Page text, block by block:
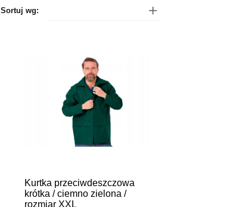
Sortuj wg:
Kurtka przeciwdeszczowa
krótka / ciemno zielona /
rozmiar XXL